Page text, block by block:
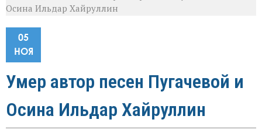
Осина Ильдар Хайруллин
05
НОЯ
Умер автор песен Пугачевой и
Осина Ильдар Хайруллин